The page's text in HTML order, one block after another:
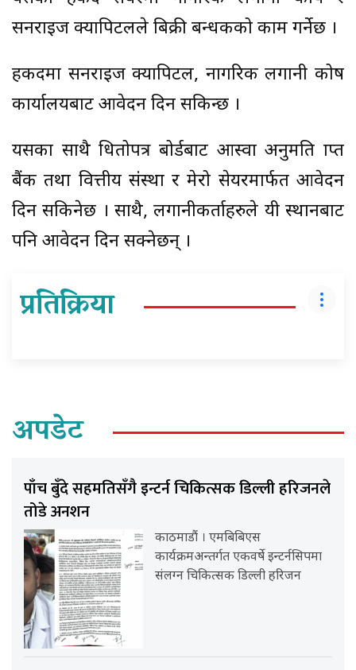
सनराइज क्यापिटलले बिक्री प्रबन्धकको काम गर्नेछ ।
हकप्रदमा सनराइज क्यापिटल, नागरिक लगानी कोष
कार्यालयबाट आवेदन दिन सकिन्छ ।
यसका साथै धितोपत्र बोर्डबाट आस्वा अनुमति प्राप्त
बैंक तथा वित्तीय संस्था र मेरो सेयरमार्फत आवेदन
दिन सकिनेछ । साथै, लगानीकर्ताहरुले यी स्थानबाट
पनि आवेदन दिन सक्नेछन् ।
प्रतिक्रिया
अपडेट
पाँच बुँदे सहमतिसँगै इन्टर्न चिकित्सक डिल्ली हरिजनले
तोडे अनशन
काठमाडौं । एमबिबिएस
कार्यक्रमअन्तर्गत एकवर्षे इन्टर्नसिपमा
संलग्न चिकित्सक डिल्ली हरिजन